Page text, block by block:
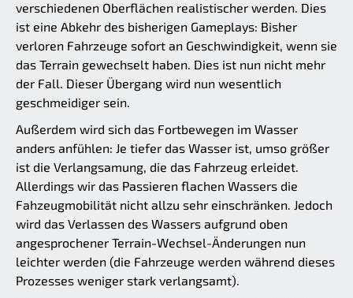
verschiedenen Oberflächen realistischer werden. Dies
ist eine Abkehr des bisherigen Gameplays: Bisher
verloren Fahrzeuge sofort an Geschwindigkeit, wenn sie
das Terrain gewechselt haben. Dies ist nun nicht mehr
der Fall. Dieser Übergang wird nun wesentlich
geschmeidiger sein.
Außerdem wird sich das Fortbewegen im Wasser
anders anfühlen: Je tiefer das Wasser ist, umso größer
ist die Verlangsamung, die das Fahrzeug erleidet.
Allerdings wir das Passieren flachen Wassers die
Fahzeugmobilität nicht allzu sehr einschränken. Jedoch
wird das Verlassen des Wassers aufgrund oben
angesprochener Terrain-Wechsel-Änderungen nun
leichter werden (die Fahrzeuge werden während dieses
Prozesses weniger stark verlangsamt).